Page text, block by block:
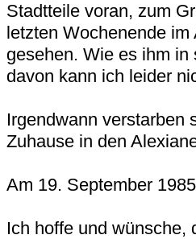
Stadtteile voran, zum
letzten Wochenende
gesehen. Wie es ihm
davon kann ich leider
Irgendwann verstarben
Zuhause in den
Am 19. September
Ich hoffe und wünsche,